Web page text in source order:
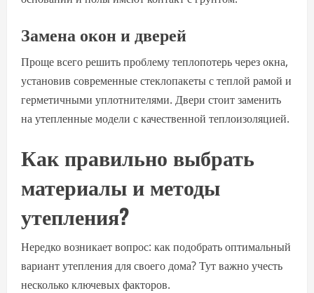
Замена окон и дверей
Проще всего решить проблему теплопотерь через окна,
установив современные стеклопакеты с теплой рамой и
герметичными уплотнителями. Двери стоит заменить
на утепленные модели с качественной теплоизоляцией.
Как правильно выбрать
материалы и методы
утепления?
Нередко возникает вопрос: как подобрать оптимальный
вариант утепления для своего дома? Тут важно учесть
несколько ключевых факторов.